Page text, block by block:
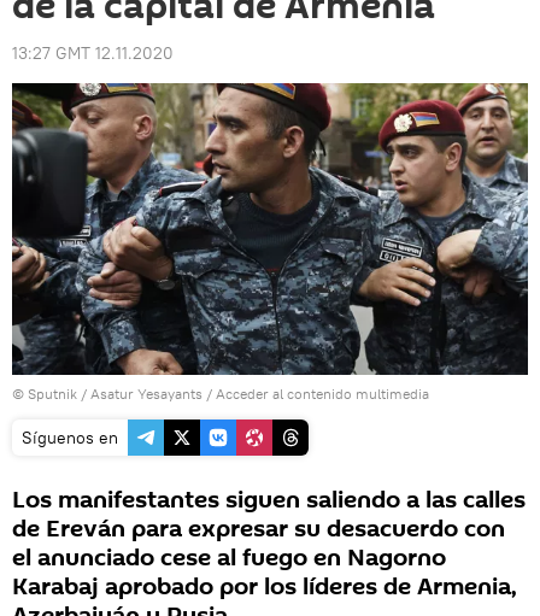
13:27 GMT 12.11.2020
© Sputnik / Asatur Yesayants / Acceder al contenido multimedia
Síguenos en
Los manifestantes siguen saliendo a las calles
de Ereván para expresar su desacuerdo con
el anunciado cese al fuego en Nagorno
Karabaj aprobado por los líderes de Armenia,